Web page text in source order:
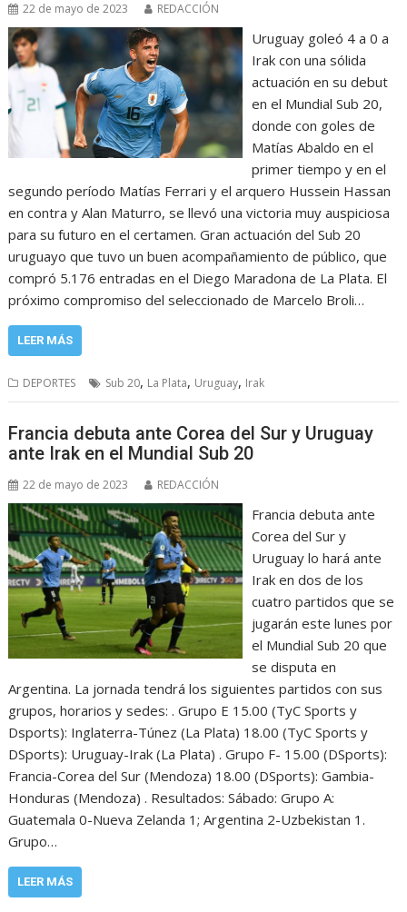
22 de mayo de 2023 REDACCIÓN
Uruguay goleó 4 a 0 a
Irak con una sólida
actuación en su debut
en el Mundial Sub 20,
donde con goles de
Matías Abaldo en el
primer tiempo y en el
segundo período Matías Ferrari y el arquero Hussein Hassan
en contra y Alan Maturro, se llevó una victoria muy auspiciosa
para su futuro en el certamen. Gran actuación del Sub 20
uruguayo que tuvo un buen acompañamiento de público, que
compró 5.176 entradas en el Diego Maradona de La Plata. El
próximo compromiso del seleccionado de Marcelo Broli…
LEER MÁS
DEPORTES Sub 20, La Plata, Uruguay, Irak
Francia debuta ante Corea del Sur y Uruguay
ante Irak en el Mundial Sub 20
22 de mayo de 2023 REDACCIÓN
Francia debuta ante
Corea del Sur y
Uruguay lo hará ante
Irak en dos de los
cuatro partidos que se
jugarán este lunes por
el Mundial Sub 20 que
se disputa en
Argentina. La jornada tendrá los siguientes partidos con sus
grupos, horarios y sedes: . Grupo E 15.00 (TyC Sports y
Dsports): Inglaterra-Túnez (La Plata) 18.00 (TyC Sports y
DSports): Uruguay-Irak (La Plata) . Grupo F- 15.00 (DSports):
Francia-Corea del Sur (Mendoza) 18.00 (DSports): Gambia-
Honduras (Mendoza) . Resultados: Sábado: Grupo A:
Guatemala 0-Nueva Zelanda 1; Argentina 2-Uzbekistan 1.
Grupo…
LEER MÁS